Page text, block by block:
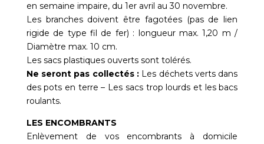
en semaine impaire, du 1er avril au 30 novembre.
Les branches doivent être fagotées (pas de lien
rigide de type fil de fer) : longueur max. 1,20 m /
Diamètre max. 10 cm.
Les sacs plastiques ouverts sont tolérés.
Ne seront pas collectés : Les déchets verts dans
des pots en terre – Les sacs trop lourds et les bacs
roulants.
LES ENCOMBRANTS
Enlèvement de vos encombrants à domicile